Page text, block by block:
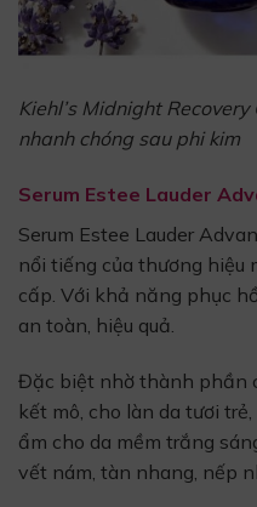
Kiehl’s Midnight
nhanh chóng sau phi kim
Serum Estee Lauder
Serum Estee Lauder
nổi tiếng của thương hiệu
cấp. Với khả năng phục
an toàn, hiệu quả.
Đặc biệt nhờ thành phần
kết mô, cho làn da tươi
ẩm cho da mềm trắng
vết nám, tàn nhang, nếp